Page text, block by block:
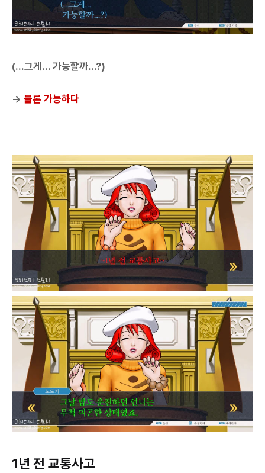
(...그게... 가능할까...?)
→ 물론 가능하다
1년 전 교통사고